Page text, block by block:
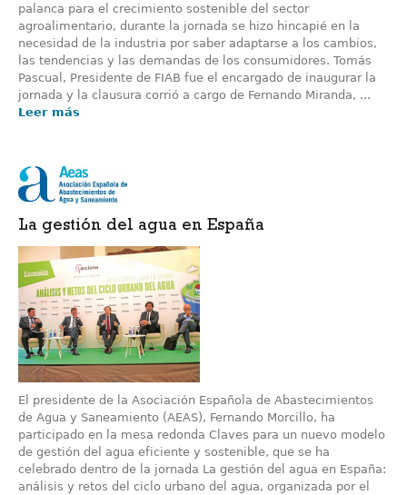
palanca para el crecimiento sostenible del sector
agroalimentario, durante la jornada se hizo hincapié en la
necesidad de la industria por saber adaptarse a los cambios,
las tendencias y las demandas de los consumidores. Tomás
Pascual, Presidente de FIAB fue el encargado de inaugurar la
jornada y la clausura corrió a cargo de Fernando Miranda, ...
Leer más
La gestión del agua en España
El presidente de la Asociación Española de Abastecimientos
de Agua y Saneamiento (AEAS), Fernando Morcillo, ha
participado en la mesa redonda Claves para un nuevo modelo
de gestión del agua eficiente y sostenible, que se ha
celebrado dentro de la jornada La gestión del agua en España:
análisis y retos del ciclo urbano del agua, organizada por el